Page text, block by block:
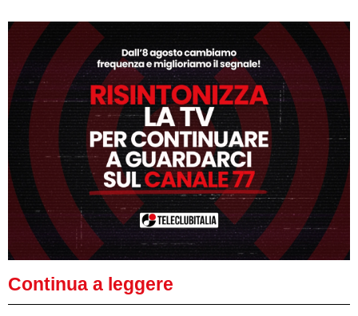
Continua a leggere